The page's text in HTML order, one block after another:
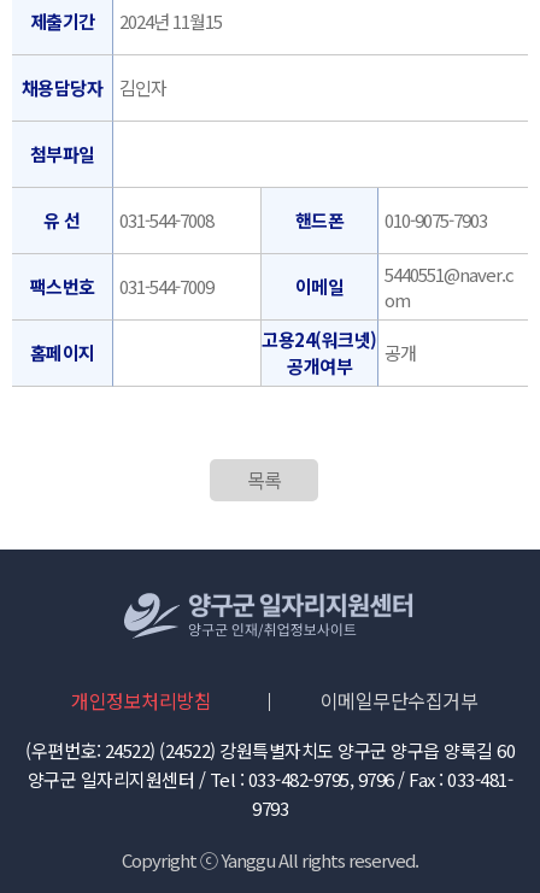
제출기간 2024년 11월15
채용담당자 김인자
첨부파일
유 선 031-544-7008 핸드폰 010-9075-7903
팩스번호 031-544-7009 이메일
5440551@naver.c
om
홈페이지
고용24(워크넷)
공개여부
공개
목록
개인정보처리방침 이메일무단수집거부
(우편번호: 24522) (24522) 강원특별자치도 양구군 양구읍 양록길 60
양구군 일자리지원센터 / Tel : 033-482-9795, 9796 / Fax : 033-481-
9793
Copyright ⓒ Yanggu All rights reserved.